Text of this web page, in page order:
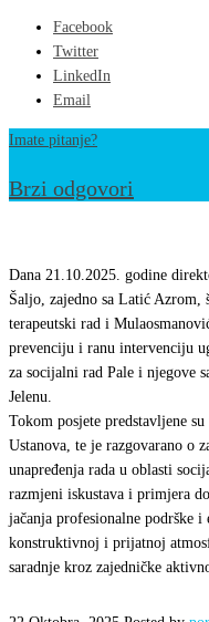
Facebook
Twitter
LinkedIn
Email
Imate pitanje?
Brzi odgovori
predstavnika
JU
Centar
za
socijalni
rad
Pale
našoj
Ustanovi
Dana 21.10.2025. godine
Šaljo, zajedno sa Latić Azrom,
terapeutski rad i
prevenciju i ranu intervenciju
za socijalni rad Pale i njegove
Jelenu.
Tokom posjete predstavljene
Ustanova, te je razgovarano o
unapređenja rada u oblasti
razmjeni iskustava i primjera
jačanja profesionalne podrške
konstruktivnoj i prijatnoj
saradnje kroz zajedničke